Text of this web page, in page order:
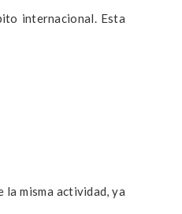
internacional. Esta
la misma actividad, ya